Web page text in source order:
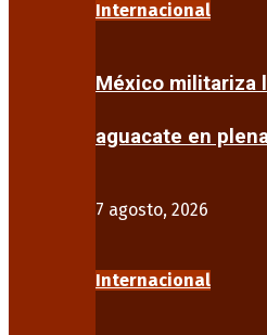
Internacional
México militariza
aguacate en
7 agosto, 2026
Internacional